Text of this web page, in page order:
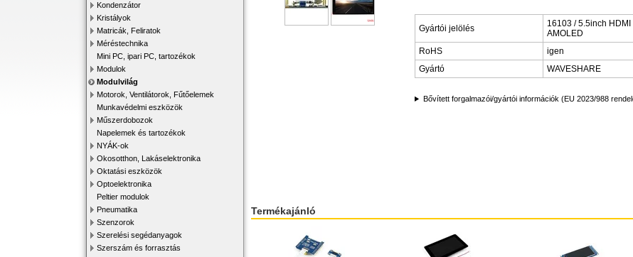
Kondenzátor
Kristályok
Matricák, Feliratok
Méréstechnika
Mini PC, ipari PC, tartozékok
Modulok
Modulvilág
Motorok, Ventilátorok, Fűtőelemek
Munkavédelmi eszközök
Műszerdobozok
Napelemek és tartozékok
NYÁK-ok
Okosotthon, Lakáselektronika
Oktatási eszközök
Optoelektronika
Peltier modulok
Pneumatika
Szenzorok
Szerelési segédanyagok
Szerszám és forrasztás
Gyártói jelölés
16103 / 5.5inch HDMI
AMOLED
RoHS
igen
Gyártó
WAVESHARE
Bővített forgalmazói/gyártói információk (EU 2023/988
Termékajánló